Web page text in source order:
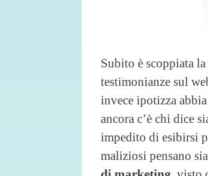
Subito è scoppiata
testimonianze sul
invece ipotizza
ancora c’è chi dice
impedito di esibirsi
maliziosi pensano